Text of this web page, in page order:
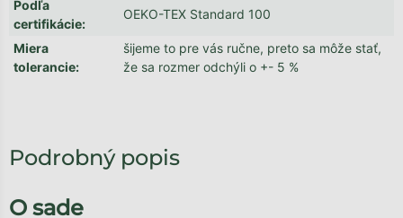
Podľa
certifikácie:
OEKO-TEX Standard 100
Miera
tolerancie:
šijeme to pre vás ručne, preto sa môže stať,
že sa rozmer odchýli o +- 5 %
Podrobný popis
O sade